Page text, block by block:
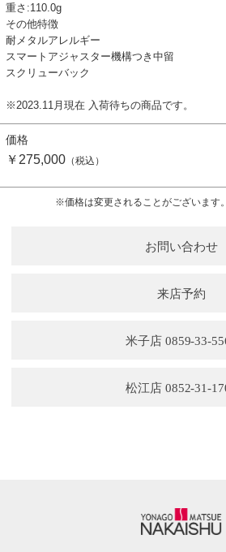
重さ:110.0g
その他特徴
耐メタルアレルギー
スマートアジャスター機構つき中留
スクリューバック
※2023.11月現在 入荷待ちの商品です。
価格
￥275,000（税込）
※価格は変更されることがございます
お問い合わせ
来店予約
米子店 0859-33-
松江店 0852-31-